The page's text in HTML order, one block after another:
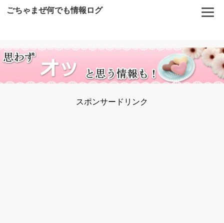
ごちゃまぜ何でも情報ログ
スポンサードリンク